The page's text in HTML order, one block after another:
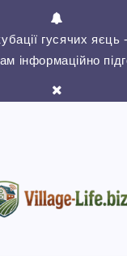
гусячих
інформаційно